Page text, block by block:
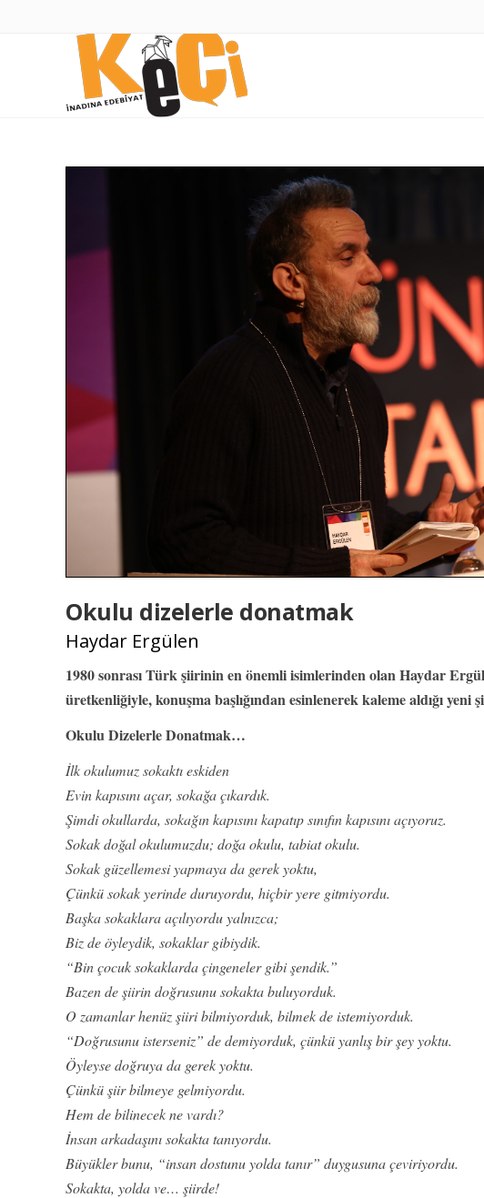
Okulu dizelerle donatmak
Haydar Ergülen
1980 sonrası Türk şiirinin en önemli isimlerinden olan Haydar
üretkenliğiyle, konuşma başlığından esinlenerek kaleme aldığı yeni
Okulu Dizelerle Donatmak…
İlk okulumuz sokaktı eskiden
Evin kapısını açar, sokağa çıkardık.
Şimdi okullarda, sokağın kapısını kapatıp sınıfın kapısını açıyoruz.
Sokak doğal okulumuzdu; doğa okulu, tabiat okulu.
Sokak güzellemesi yapmaya da gerek yoktu,
Çünkü sokak yerinde duruyordu, hiçbir yere gitmiyordu.
Başka sokaklara açılıyordu yalnızca;
Biz de öyleydik, sokaklar gibiydik.
“Bin çocuk sokaklarda çingeneler gibi şendik.”
Bazen de şiirin doğrusunu sokakta buluyorduk.
O zamanlar henüz şiiri bilmiyorduk, bilmek de istemiyorduk.
“Doğrusunu isterseniz” de demiyorduk, çünkü yanlış bir şey yoktu.
Öyleyse doğruya da gerek yoktu.
Çünkü şiir bilmeye gelmiyordu.
Hem de bilinecek ne vardı?
İnsan arkadaşını sokakta tanıyordu.
Büyükler bunu, “insan dostunu yolda tanır” duygusuna çeviriyordu.
Sokakta, yolda ve… şiirde!